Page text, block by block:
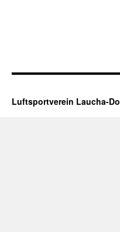
Luftsportverein Laucha-